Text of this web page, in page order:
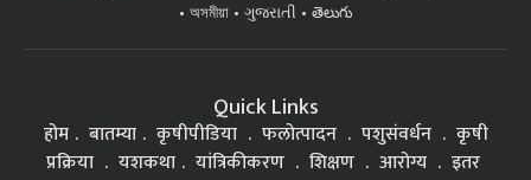
অসমীয়া
ગુજરાતી తెలుగు
Quick Links
होम बातम्या कृषीपीडिया फलोत्पादन पशुसंवर्धन
कृषी
प्रक्रिया
यशकथा यांत्रिकीकरण शिक्षण आरोग्य इतर